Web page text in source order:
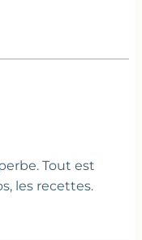
Tout est
les recettes.